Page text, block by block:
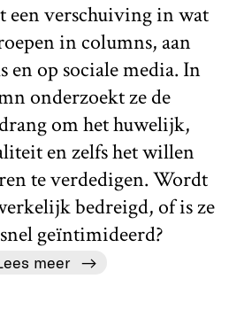
een verschuiving in wat
in columns, aan
en op sociale media. In
onderzoekt ze de
om het huwelijk,
en zelfs het willen
te verdedigen. Wordt
bedreigd, of is ze
geïntimideerd?
meer